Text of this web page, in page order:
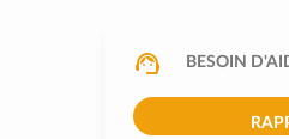
BESOIN